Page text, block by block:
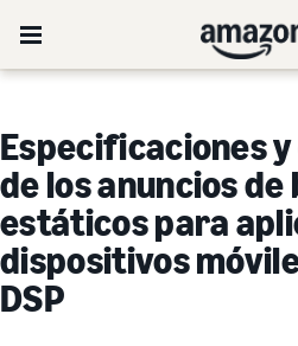
Especificaciones
de los anuncios
estáticos para
dispositivos
DSP